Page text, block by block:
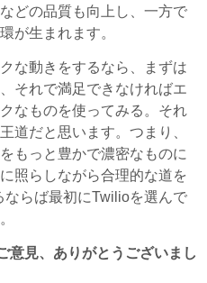
どの品質も向上し、一方で
が生まれます。
な動きをするなら、まずは
それで満足できなければエ
なものを使ってみる。それ
道だと思います。つまり、
もっと豊かで濃密なものに
照らしながら合理的な道を
らば最初にTwilioを選んで
意見、ありがとうございまし